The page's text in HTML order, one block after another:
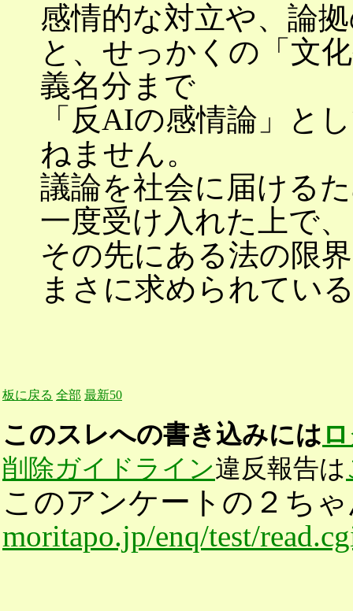
感情的な対立や、論
と、せっかくの「文
義名分まで
「反AIの感情論」と
ねません。
議論を社会に届ける
一度受け入れた上で、
その先にある法の限
まさに求められてい
板に戻る 全部 最新50
このスレへの書き込みには
削除ガイドライン違反報告は
このアンケートの２ち
moritapo.jp/enq/test/